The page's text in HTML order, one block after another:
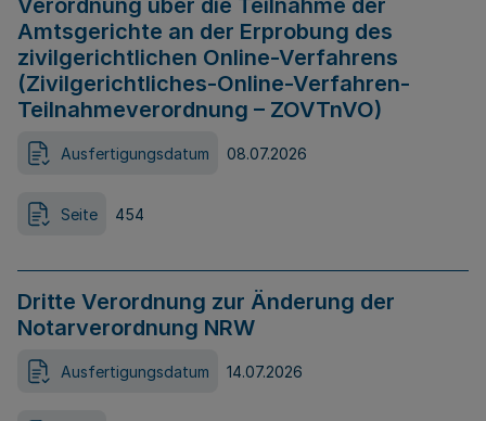
Verordnung über die Teilnahme der
Amtsgerichte an der Erprobung des
zivilgerichtlichen Online-Verfahrens
(Zivilgerichtliches-Online-Verfahren-
Teilnahmeverordnung – ZOVTnVO)
Ausfertigungsdatum 08.07.2026
Seite 454
Dritte Verordnung zur Änderung der
Notarverordnung NRW
Ausfertigungsdatum 14.07.2026